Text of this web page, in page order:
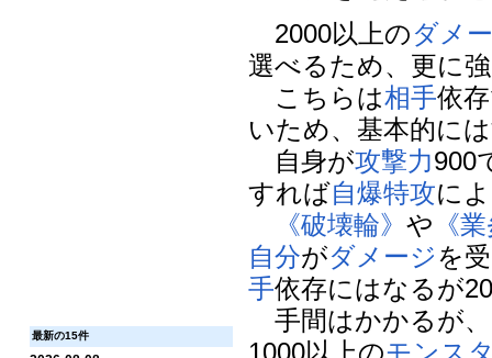
最新の15件
2000以上のダメ
選べるため、更に
こちらは相手依
いため、基本的に
自身が攻撃力900
すれば自爆特攻に
《破壊輪》や 《
自分がダメージを
手依存にはなるが
手間はかかるが、
1000以上のモンス